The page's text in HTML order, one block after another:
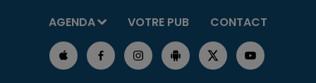
AGENDA
VOTRE PUB CONTACT